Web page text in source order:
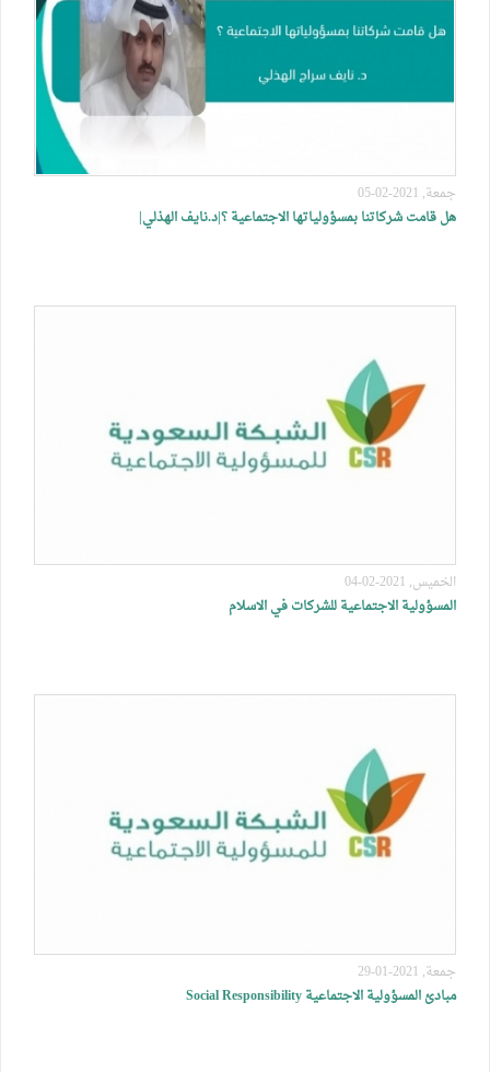
جمعة, 2021-02-05
هل قامت شركاتنا بمسؤولياتها الاجتماعية ؟|د.نايف الهذلي|
الخميس, 2021-02-04
المسؤولية الاجتماعية للشركات في الاسلام
جمعة, 2021-01-29
مبادئ المسؤولية الاجتماعية Social Responsibility